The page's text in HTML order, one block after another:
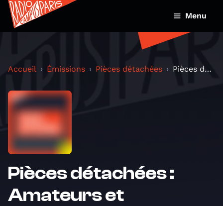
Menu
Accueil Émissions Pièces détachées Pièces détachées : Amateurs et émergence
Pièces détachées :
Amateurs et